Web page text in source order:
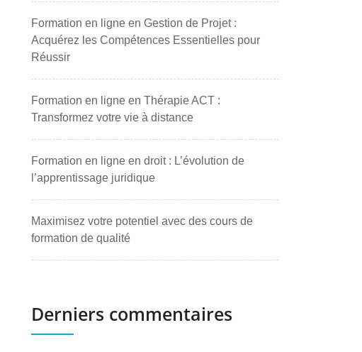
Formation en ligne en Gestion de Projet :
Acquérez les Compétences Essentielles pour
Réussir
Formation en ligne en Thérapie ACT :
Transformez votre vie à distance
Formation en ligne en droit : L’évolution de
l’apprentissage juridique
Maximisez votre potentiel avec des cours de
formation de qualité
Derniers commentaires